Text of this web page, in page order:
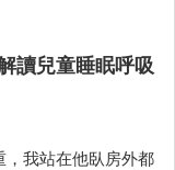
讀兒童睡眠呼吸
，我站在他臥房外都